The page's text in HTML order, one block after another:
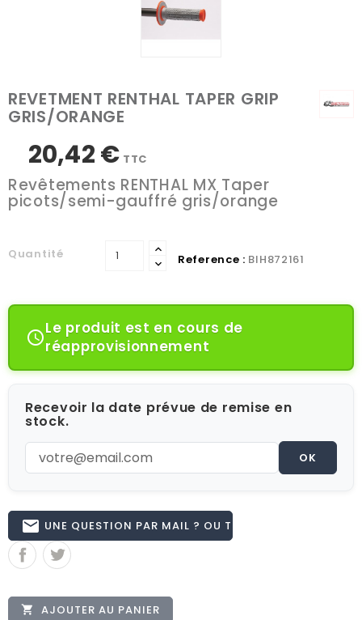
REVETMENT RENTHAL TAPER GRIP
GRIS/ORANGE
20,42 € TTC
Revêtements RENTHAL MX Taper
picots/semi-gauffré gris/orange
Quantité Reference : BIH872161
Le produit est en cours de
réapprovisionnement
Recevoir la date prévue de remise en
stock.
OK
email UNE QUESTION PAR MAIL ? OU TÉL 02.51.62.16.59
 AJOUTER AU PANIER